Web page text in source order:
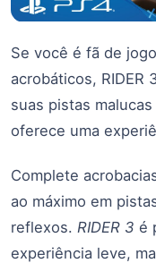
Se você é fã de
acrobáticos, RIDER
suas pistas
oferece uma
Complete
ao máximo em
reflexos. RIDER 3 é
experiência leve,